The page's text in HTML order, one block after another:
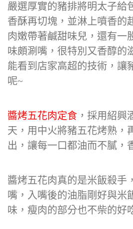
嚴選厚實的豬排將明太子給
香酥再切塊，並淋上噴香的
肉嫩帶著鹹甜味兒，還有一
味頗涮嘴，很特別又香醇的
能看到店家高超的技術，讓
呢~
醬烤五花肉定食 ，採用紹興
天，用中火將豬五花烤熟，
出，讓每一口都油而不膩，
醬烤五花肉真的是米飯殺手
嘴，入嘴後的油脂剛好與米
味，瘦肉的部分也不柴的好